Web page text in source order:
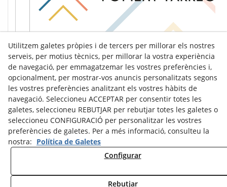
Utilitzem galetes pròpies i de tercers per millorar els nostres
serveis, per motius tècnics, per millorar la vostra experiència
de navegació, per emmagatzemar les vostres preferències i,
opcionalment, per mostrar-vos anuncis personalitzats segons
les vostres preferències analitzant els vostres hàbits de
navegació. Seleccioneu ACCEPTAR per consentir totes les
galetes, seleccioneu REBUTJAR per rebutjar totes les galetes o
seleccioneu CONFIGURACIÓ per personalitzar les vostres
preferències de galetes. Per a més informació, consulteu la
nostra: Política de Galetes
Configurar
Rebutjar